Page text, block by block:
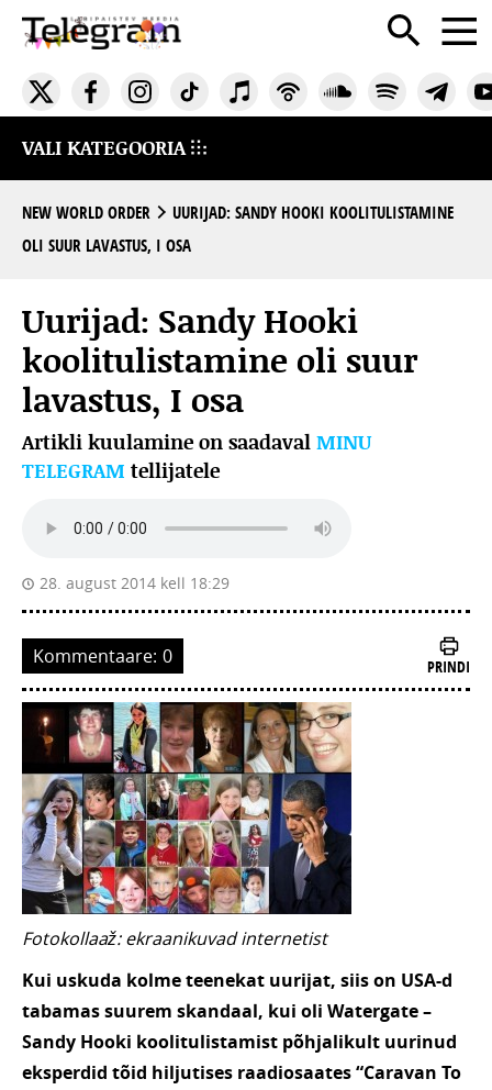
VALI KATEGOORIA
NEW WORLD ORDER
UURIJAD: SANDY HOOKI KOOLITULISTAMINE
OLI SUUR LAVASTUS, I OSA
Uurijad: Sandy Hooki
koolitulistamine oli suur
lavastus, I osa
Artikli kuulamine on saadaval MINU
TELEGRAM tellijatele
28. august 2014 kell 18:29
Kommentaare: 0 PRINDI
Fotokollaaž: ekraanikuvad internetist
Kui uskuda kolme teenekat uurijat, siis on USA-d
tabamas suurem skandaal, kui oli Watergate –
Sandy Hooki koolitulistamist põhjalikult uurinud
eksperdid tõid hiljutises raadiosaates“Caravan To